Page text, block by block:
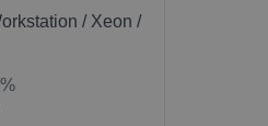
/ Xeon /